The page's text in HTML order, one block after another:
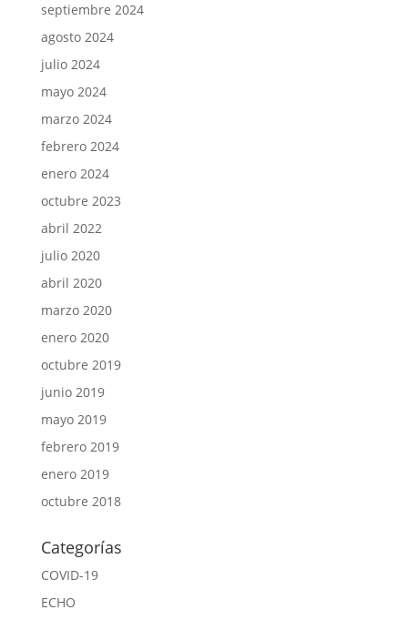
septiembre 2024
agosto 2024
julio 2024
mayo 2024
marzo 2024
febrero 2024
enero 2024
octubre 2023
abril 2022
julio 2020
abril 2020
marzo 2020
enero 2020
octubre 2019
junio 2019
mayo 2019
febrero 2019
enero 2019
octubre 2018
Categorías
COVID-19
ECHO